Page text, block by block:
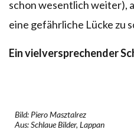
schon wesentlich weiter),
eine gefährliche Lücke zu
Ein vielversprechender
Bild: Piero Masztalrez
Aus: Schlaue Bilder, Lappan